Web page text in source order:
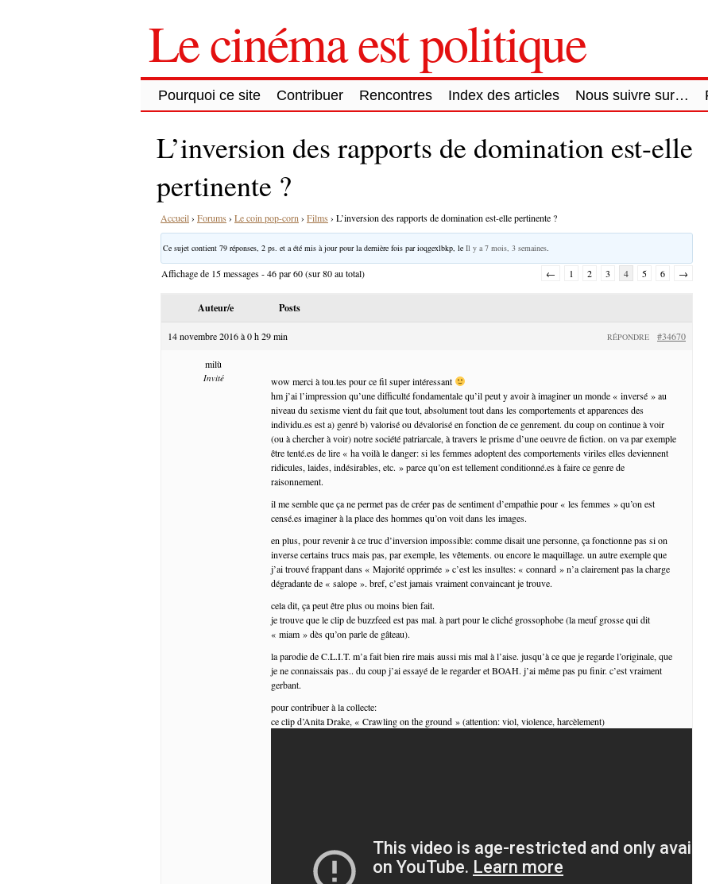
Le cinéma est politique
Pourquoi ce site Contribuer Rencontres Index des articles Nous suivre sur…
L’inversion des rapports de domination est-elle
pertinente ?
Accueil› Forums › Le coin pop-corn › Films › L’inversion des rapports de domination est-elle pertinente ?
Ce sujet contient 79 réponses, 2 ps. et a été mis à jour pour la dernière fois parioqgexlbkp , le Il y a 7 mois, 3 semaines
Affichage de 15 messages - 46 par 60 (sur 80 au total) ← 1 2 3 4 5 6 →
Auteur/e Posts
14 novembre 2016 à 0 h 29 min #34670
RÉPONDRE
milù
Invité
wow merci à tou.tes pour ce fil super intéressant
hm j’ai l’impression qu’une difficulté fondamentale qu’il peut y avoir à imaginer un monde « inversé » au
niveau du sexisme vient du fait que tout, absolument tout dans les comportements et apparences des
individu.es est a) genré b) valorisé ou dévalorisé en fonction de ce genrement. du coup on continue à voir
(ou à chercher à voir) notre société patriarcale, à travers le prisme d’une oeuvre de fiction. on va par exemple
être tenté.es de lire « ha voilà le danger: si les femmes adoptent des comportements viriles elles deviennent
ridicules, laides, indésirables, etc. » parce qu’on est tellement conditionné.es à faire ce genre de
raisonnement.
il me semble que ça ne permet pas de créer pas de sentiment d’empathie pour « les femmes » qu’on est
censé.es imaginer à la place des hommes qu’on voit dans les images.
en plus, pour revenir à ce truc d’inversion impossible: comme disait une personne, ça fonctionne pas si on
inverse certains trucs mais pas, par exemple, les vêtements. ou encore le maquillage. un autre exemple que
j’ai trouvé frappant dans « Majorité opprimée » c’est les insultes: « connard » n’a clairement pas la charge
dégradante de « salope ». bref, c’est jamais vraiment convaincant je trouve.
cela dit, ça peut être plus ou moins bien fait.
je trouve que le clip de buzzfeed est pas mal. à part pour le cliché grossophobe (la meuf grosse qui dit
« miam » dès qu’on parle de gâteau).
la parodie de C.L.I.T. m’a fait bien rire mais aussi mis mal à l’aise. jusqu’à ce que je regarde l’originale, que
je ne connaissais pas.. du coup j’ai essayé de le regarder et BOAH. j’ai même pas pu finir. c’est vraiment
gerbant.
pour contribuer à la collecte:
ce clip d’Anita Drake, « Crawling on the ground » (attention: viol, violence, harcèlement)